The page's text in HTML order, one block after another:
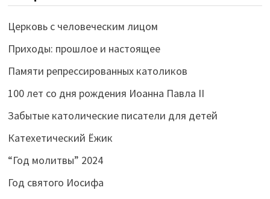
Церковь с человеческим лицом
Приходы: прошлое и настоящее
Памяти репрессированных католиков
100 лет со дня рождения Иоанна Павла II
Забытые католические писатели для детей
Катехетический Ёжик
“Год молитвы” 2024
Год святого Иосифа